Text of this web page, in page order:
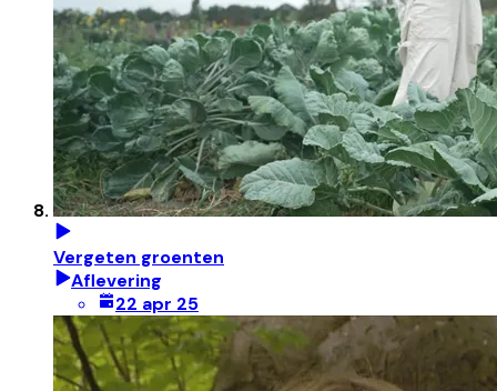
Vergeten groenten
Aflevering
22 apr 25